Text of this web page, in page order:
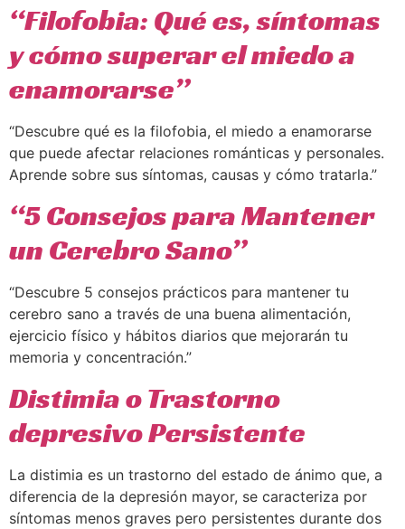
“Filofobia: Qué es, síntomas
y cómo superar el miedo a
enamorarse”
“Descubre qué es la filofobia, el miedo a enamorarse
que puede afectar relaciones románticas y personales.
Aprende sobre sus síntomas, causas y cómo tratarla.”
“5 Consejos para Mantener
un Cerebro Sano”
“Descubre 5 consejos prácticos para mantener tu
cerebro sano a través de una buena alimentación,
ejercicio físico y hábitos diarios que mejorarán tu
memoria y concentración.”
Distimia o Trastorno
depresivo Persistente
La distimia es un trastorno del estado de ánimo que, a
diferencia de la depresión mayor, se caracteriza por
síntomas menos graves pero persistentes durante dos